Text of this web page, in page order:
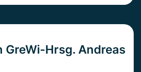
GreWi-Hrsg. Andreas